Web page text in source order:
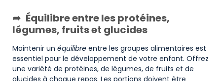
Équilibre entre les protéines,
légumes, fruits et glucides
Maintenir un équilibre entre les groupes alimentaires est
essentiel pour le développement de votre enfant. Offrez
une variété de protéines, de légumes, de fruits et de
glucides à chaque repas. Les portions doivent être